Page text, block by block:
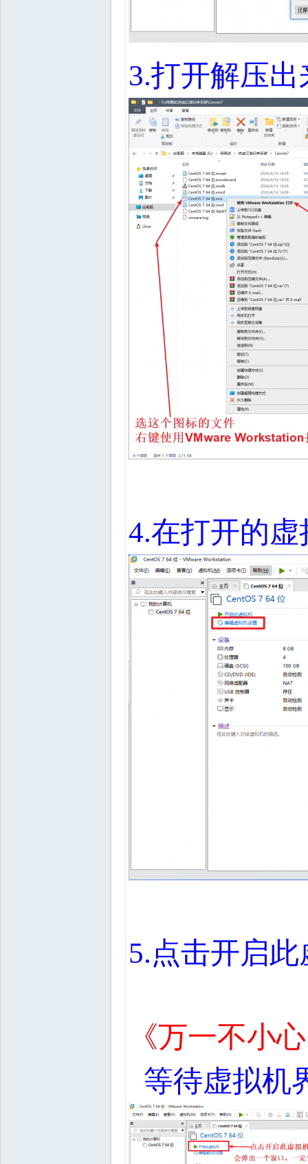
3.打开解压
4.在打开的
5.点击开启
《万一不小
等待虚拟机